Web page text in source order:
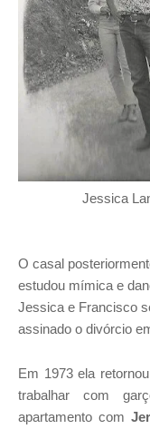
Jessica
O casal
estudou mímica e
Jessica e Francisco
assinado o divórcio
Em 1973 ela
trabalhar com
apartamento com